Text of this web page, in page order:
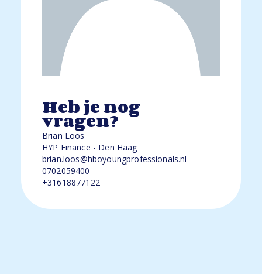
Heb je nog
vragen?
Brian Loos
HYP Finance - Den Haag
brian.loos@hboyoungprofessionals.nl
0702059400
+31618877122